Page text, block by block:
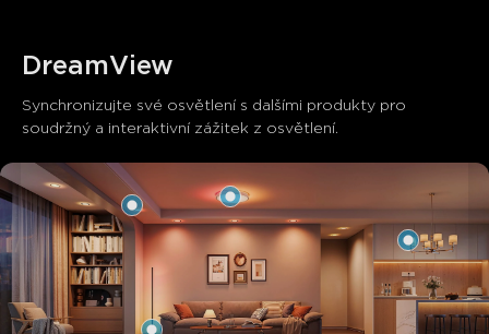
DreamView
Synchronizujte své osvětlení s dalšími produkty pro
soudržný a interaktivní zážitek z osvětlení.